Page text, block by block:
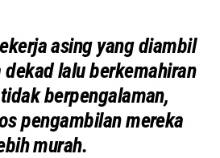
asing yang diambil
lalu berkemahiran
berpengalaman,
pengambilan mereka
murah.